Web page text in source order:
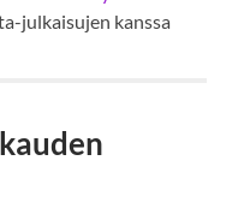
julkaisujen kanssa